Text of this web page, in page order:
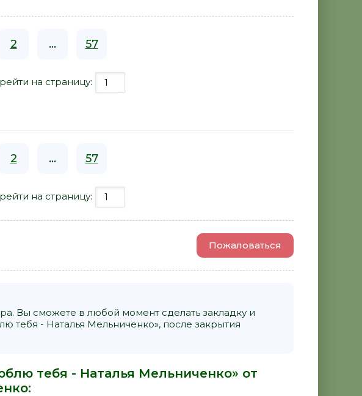
2 ... 57
на страницу:
2 ... 57
на страницу:
Пожаловаться
Вы сможете в любой момент сделать закладку и
тебя - Наталья Мельниченко», после закрытия
тебя - Наталья Мельниченко» от
: